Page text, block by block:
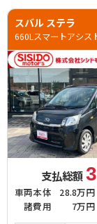
スバル ステラ
660Lスマートアシス
支払総額
車両本体
28.8万円
諸費用
7万円